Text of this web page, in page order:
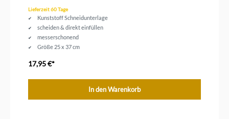
Lieferzeit 60 Tage
Kunststoff Schneidunterlage
scheiden & direkt einfüllen
messerschonend
Größe 25 x 37 cm
17,95 €*
In den Warenkorb